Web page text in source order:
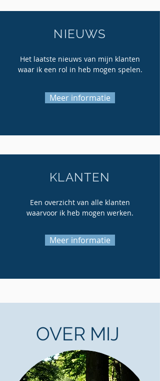
NIEUWS
Het laatste nieuws van mijn klanten
waar ik een rol in heb mogen spelen.
Meer informatie
KLANTEN
Een overzicht van alle klanten
waarvoor ik heb mogen werken.
Meer informatie
OVER MIJ